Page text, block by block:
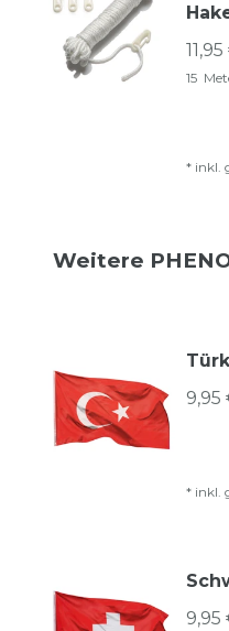
15
* inkl.
Weitere
9,95
* inkl.
9,95